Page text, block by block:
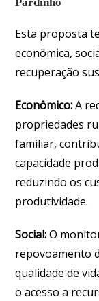
Esta proposta
econômica,
recuperação
Econômico:A
propriedades
familiar,
capacidade
reduzindo os
produtividade.
Social:O
repovoamento
qualidade de
o acesso a